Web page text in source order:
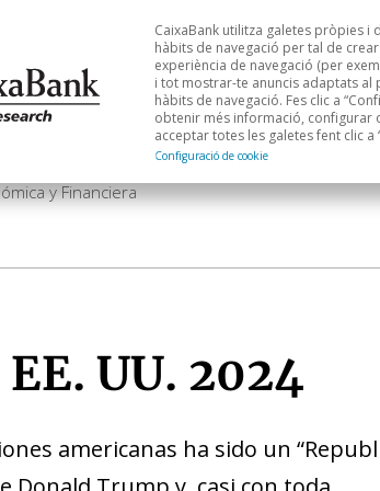
i mercats Anàlisi sectorial
CaixaBank utilitza galetes pròpies i
hàbits de navegació per tal de
experiència de navegació (per
i tot mostrar-te anuncis adaptats al
hàbits de navegació. Fes clic a
obtenir més informació, configurar
acceptar totes les galetes fent clic a
Configuració de cookie
y Financiera
UU. 2024
americanas ha sido un